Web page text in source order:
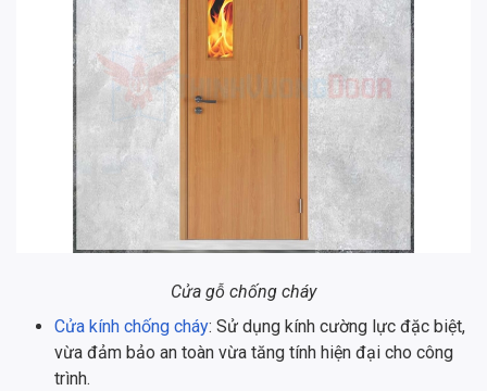
Cửa gỗ chống cháy
Cửa kính chống cháy: Sử dụng kính cường lực đặc biệt,
vừa đảm bảo an toàn vừa tăng tính hiện đại cho công
trình.